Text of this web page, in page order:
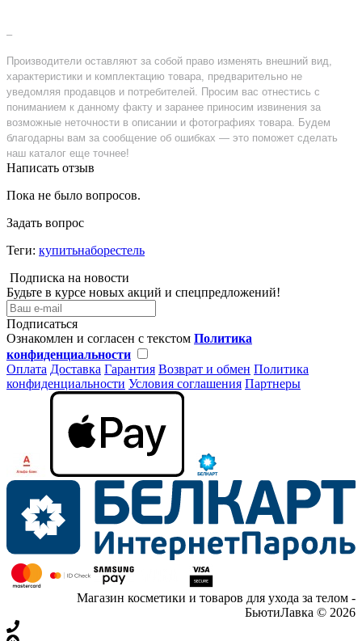
–
Производители оставляют за собой право изменять внешний вид,
характеристики и комплектацию товара, предварительно не
уведомляя продавцов и потребителей. Просим вас отнестись с
пониманием к данному факту и заранее приносим извинения за
возможные неточности в описании и фотографиях товара. Будем
благодарны вам за сообщение об ошибках — это поможет сделать
наш каталог еще точнее!
Написать отзыв
Пока не было вопросов.
Задать вопрос
Теги: купитьнаборестель
Подписка на новости
Будьте в курсе новых акций и спецпредложений!
Подписаться
Ознакомлен и согласен с текстом Политика
конфиденциальности
Оплата Доставка Гарантия Возврат и обмен Политика
конфиденциальности Условия соглашения Партнеры
Магазин косметики и товаров для ухода за телом -
БьютиЛавка © 2026